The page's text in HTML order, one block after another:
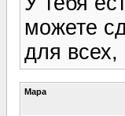
можете
для всех,
Мара